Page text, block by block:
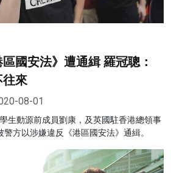
國安法》遭通緝 羅冠聰：
往來
08-01
生動源前成員劉康，及英國駐香港總領事
方以涉嫌違反《港區國安法》通緝。